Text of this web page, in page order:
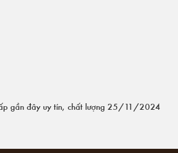
gần đây uy tín, chất lượng 25/11/2024